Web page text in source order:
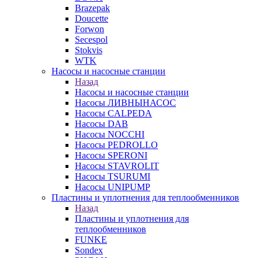
Brazepak
Doucette
Forwon
Secespol
Stokvis
WTK
Насосы и насосные станции
Назад
Насосы и насосные станции
Насосы ЛИВНЫНАСОС
Насосы CALPEDA
Насосы DAB
Насосы NOCCHI
Насосы PEDROLLO
Насосы SPERONI
Насосы STAVROLIT
Насосы TSURUMI
Насосы UNIPUMP
Пластины и уплотнения для теплообменников
Назад
Пластины и уплотнения для
теплообменников
FUNKE
Sondex